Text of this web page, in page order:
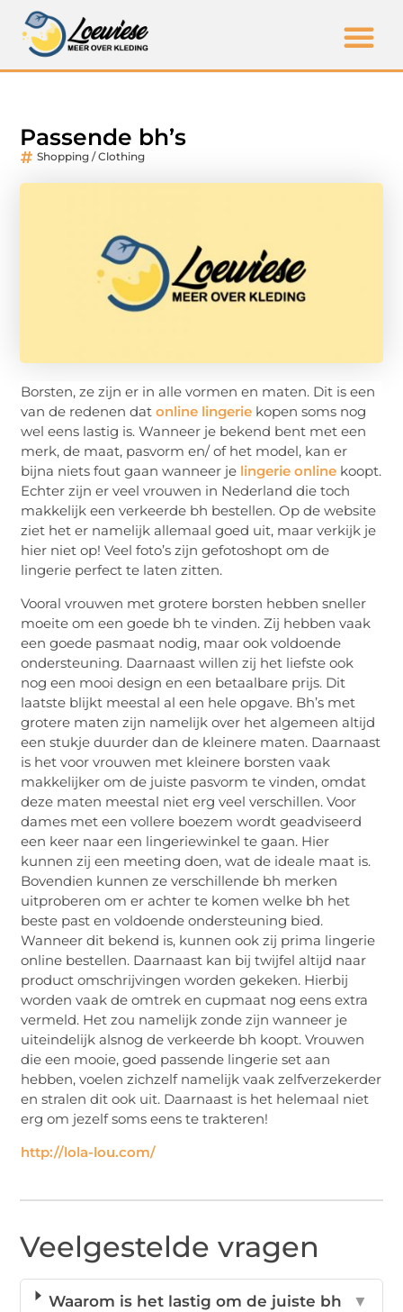
Passende bh’s
Shopping / Clothing
Borsten, ze zijn er in alle vormen en maten. Dit is een
van de redenen datonline lingerie kopen soms nog
wel eens lastig is. Wanneer je bekend bent met een
merk, de maat, pasvorm en/ of het model, kan er
bijna niets fout gaan wanneer je lingerie online koopt.
Echter zijn er veel vrouwen in Nederland die toch
makkelijk een verkeerde bh bestellen. Op de website
ziet het er namelijk allemaal goed uit, maar verkijk je
hier niet op! Veel foto’s zijn gefotoshopt om de
lingerie perfect te laten zitten.
Vooral vrouwen met grotere borsten hebben sneller
moeite om een goede bh te vinden. Zij hebben vaak
een goede pasmaat nodig, maar ook voldoende
ondersteuning. Daarnaast willen zij het liefste ook
nog een mooi design en een betaalbare prijs. Dit
laatste blijkt meestal al een hele opgave. Bh’s met
grotere maten zijn namelijk over het algemeen altijd
een stukje duurder dan de kleinere maten. Daarnaast
is het voor vrouwen met kleinere borsten vaak
makkelijker om de juiste pasvorm te vinden, omdat
deze maten meestal niet erg veel verschillen. Voor
dames met een vollere boezem wordt geadviseerd
een keer naar een lingeriewinkel te gaan. Hier
kunnen zij een meeting doen, wat de ideale maat is.
Bovendien kunnen ze verschillende bh merken
uitproberen om er achter te komen welke bh het
beste past en voldoende ondersteuning bied.
Wanneer dit bekend is, kunnen ook zij prima lingerie
online bestellen. Daarnaast kan bij twijfel altijd naar
product omschrijvingen worden gekeken. Hierbij
worden vaak de omtrek en cupmaat nog eens extra
vermeld. Het zou namelijk zonde zijn wanneer je
uiteindelijk alsnog de verkeerde bh koopt. Vrouwen
die een mooie, goed passende lingerie set aan
hebben, voelen zichzelf namelijk vaak zelfverzekerder
en stralen dit ook uit. Daarnaast is het helemaal niet
erg om jezelf soms eens te trakteren!
http://lola-lou.com/
Veelgestelde vragen
Waarom is het lastig om de juiste bh
▼